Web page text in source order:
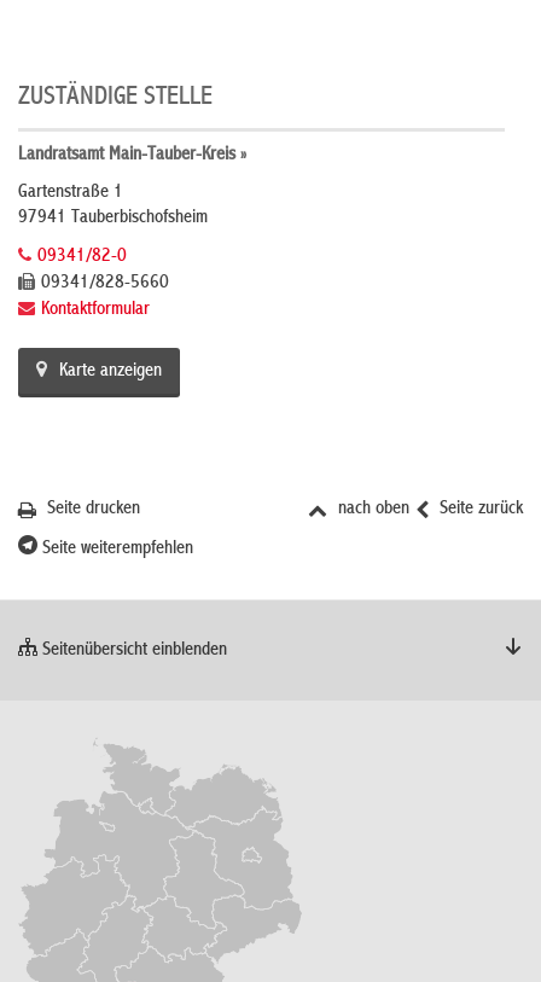
ZUSTÄNDIGE STELLE
Landratsamt Main-Tauber-Kreis »
Gartenstraße 1
97941 Tauberbischofsheim
09341/82-0
09341/828-5660
Kontaktformular
Karte anzeigen
Seite zurück
nach oben
Seite drucken
Seite weiterempfehlen
Seitenübersicht einblenden